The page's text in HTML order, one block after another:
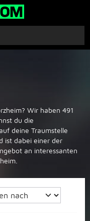
Wir haben 491
du die
deine Traumstelle
ist dabei einer der
an interessanten